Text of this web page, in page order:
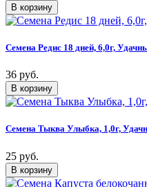
Семена Редис 18 дней, 6,0г,
36 руб.
Семена Тыква Улыбка, 1,0г,
25 руб.